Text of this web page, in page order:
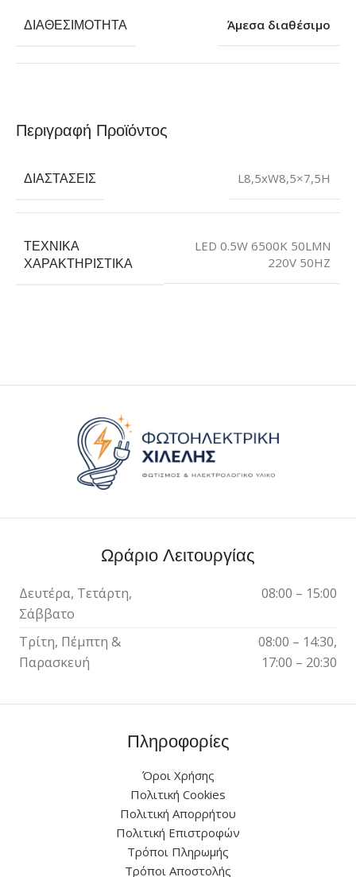
Περιγραφή Προϊόντος
ΔΙΑΣΤΆΣΕΙΣ L8,5xW8,5×7,5H
ΤΕΧΝΙΚΆ
ΧΑΡΑΚΤΗΡΙΣΤΙΚΆ
LED 0.5W 6500K 50LMN
220V 50HZ
ΔΙΑΘΕΣΙΜΌΤΗΤΑ Άμεσα διαθέσιμο
Ωράριο Λειτουργίας
Δευτέρα, Τετάρτη,
Σάββατο
08:00 – 15:00
Τρίτη, Πέμπτη &
Παρασκευή
08:00 – 14:30,
17:00 – 20:30
Πληροφορίες
Όροι Χρήσης
Πολιτική Cookies
Πολιτική Απορρήτου
Πολιτική Επιστροφών
Τρόποι Πληρωμής
Τρόποι Αποστολής